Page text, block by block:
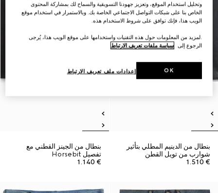
بنطال من الدينيم المطلي بتأثير
شوارب من تويل القطن
€ 1.510
بنطال من الجينز القطني مع
تفصيل Horsebit
€ 1.140
وتحليل استخدام الموقع، وتعزيز جهودنا التسويقية والسماح لك بمشاركة المحتوى
الخاص بنا على شبكات التواصل الاجتماعي الخاصة بك. وبالاستمرار في استخدام موقع
الويب هذا، فإنك توافق على شروط الاستخدام هذه.
.لمزيد من المعلومات حول هذه التقنيات واستخدامها على موقع الويب هذا، يُرجى
الرجوع إلى سياسة ملفات تعريف الارتباط
إعدادات ملف تعريف الارتباط OK